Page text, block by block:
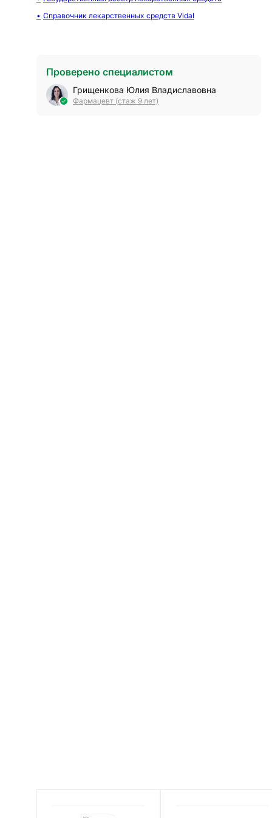
Справочник лекарственных средств Vidal
Проверено специалистом
Грищенкова Юлия Владиславовна
Фармацевт (стаж 9 лет)